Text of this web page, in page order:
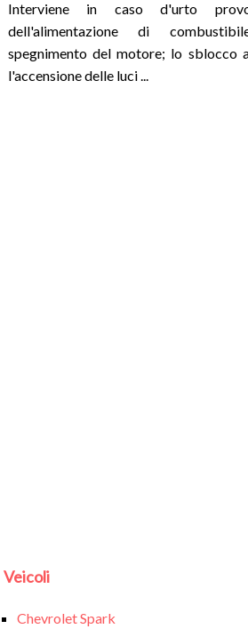
Interviene in caso d'urto
dell'alimentazione di
spegnimento del motore; lo sblocco
l'accensione delle luci ...
Veicoli
Chevrolet Spark